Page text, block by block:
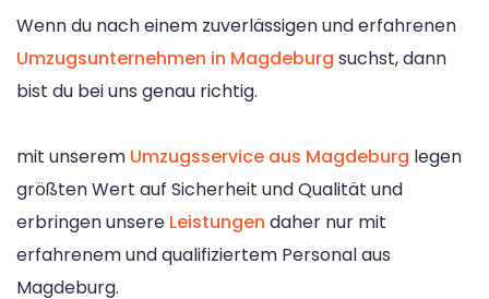
Wenn du nach einem zuverlässigen und erfahrenen
Umzugsunternehmen in Magdeburg suchst, dann
bist du bei uns genau richtig.
mit unserem Umzugsservice aus Magdeburg legen
größten Wert auf Sicherheit und Qualität und
erbringen unsere Leistungen daher nur mit
erfahrenem und qualifiziertem Personal aus
Magdeburg.